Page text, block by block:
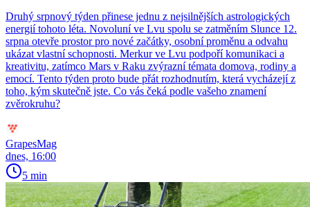
Druhý srpnový týden přinese jednu z nejsilnějších astrologických
energií tohoto léta. Novoluní ve Lvu spolu se zatměním Slunce 12.
srpna otevře prostor pro nové začátky, osobní proměnu a odvahu
ukázat vlastní schopnosti. Merkur ve Lvu podpoří komunikaci a
kreativitu, zatímco Mars v Raku zvýrazní témata domova, rodiny a
emocí. Tento týden proto bude přát rozhodnutím, která vycházejí z
toho, kým skutečně jste. Co vás čeká podle vašeho znamení
zvěrokruhu?
GrapesMag
dnes, 16:00
5 min